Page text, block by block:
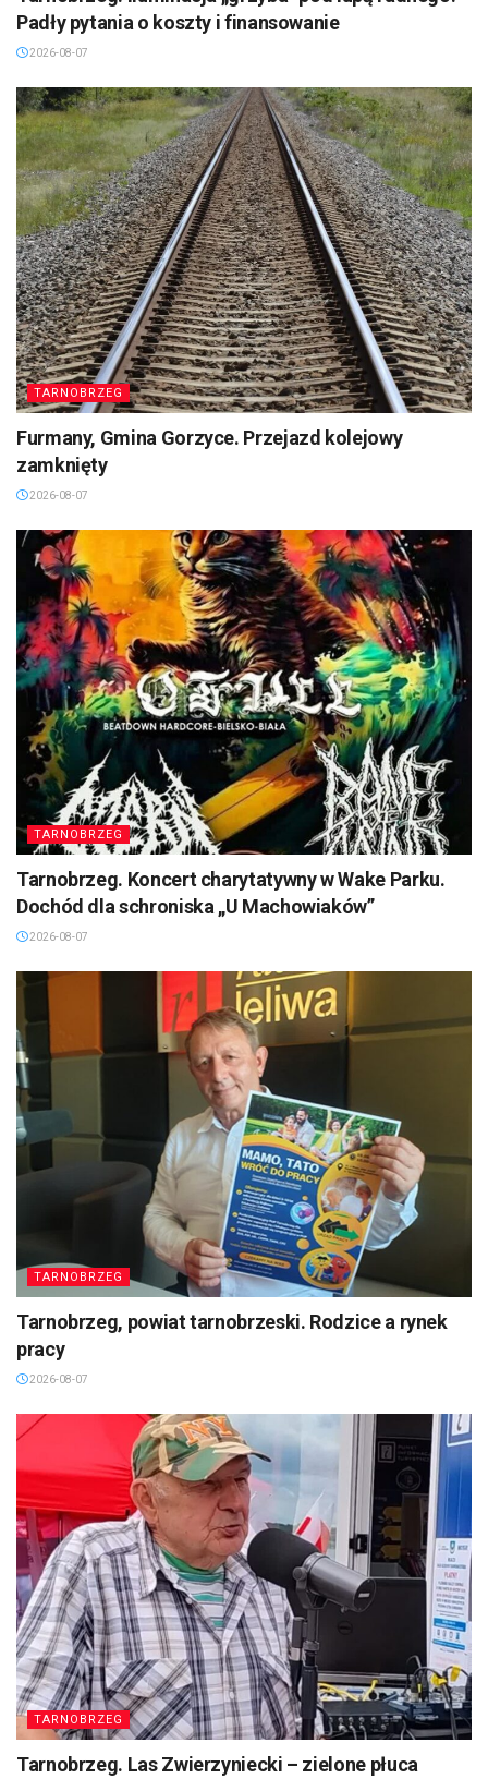
Padły pytania o koszty i finansowanie
2026-08-07
TARNOBRZEG
Furmany, Gmina Gorzyce. Przejazd kolejowy
zamknięty
2026-08-07
TARNOBRZEG
Tarnobrzeg. Koncert charytatywny w Wake Parku.
Dochód dla schroniska „U Machowiaków”
2026-08-07
TARNOBRZEG
Tarnobrzeg, powiat tarnobrzeski. Rodzice a rynek
pracy
2026-08-07
TARNOBRZEG
Tarnobrzeg. Las Zwierzyniecki – zielone płuca